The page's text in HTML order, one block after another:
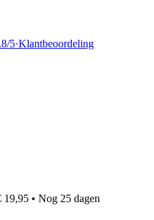
5·Klantbeoordeling
19,95 • Nog 25 dagen